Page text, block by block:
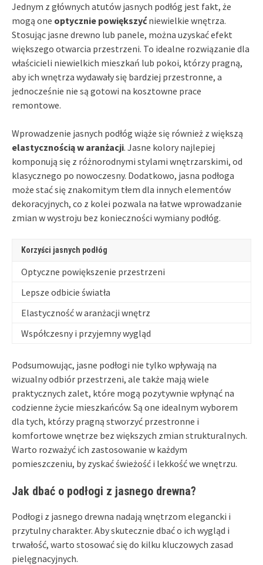
Jednym z głównych atutów jasnych podłóg jest fakt, że
mogą one optycznie powiększyćniewielkie wnętrza.
Stosując jasne drewno lub panele, można uzyskać efekt
większego otwarcia przestrzeni. To idealne rozwiązanie dla
właścicieli niewielkich mieszkań lub pokoi, którzy pragną,
aby ich wnętrza wydawały się bardziej przestronne, a
jednocześnie nie są gotowi na kosztowne prace
remontowe.
Wprowadzenie jasnych podłóg wiąże się również z większą
elastycznością w aranżacji. Jasne kolory najlepiej
komponują się z różnorodnymi stylami wnętrzarskimi, od
klasycznego po nowoczesny. Dodatkowo, jasna podłoga
może stać się znakomitym tłem dla innych elementów
dekoracyjnych, co z kolei pozwala na łatwe wprowadzanie
zmian w wystroju bez konieczności wymiany podłóg.
Korzyści jasnych podłóg
Optyczne powiększenie przestrzeni
Lepsze odbicie światła
Elastyczność w aranżacji wnętrz
Współczesny i przyjemny wygląd
Podsumowując, jasne podłogi nie tylko wpływają na
wizualny odbiór przestrzeni, ale także mają wiele
praktycznych zalet, które mogą pozytywnie wpłynąć na
codzienne życie mieszkańców. Są one idealnym wyborem
dla tych, którzy pragną stworzyć przestronne i
komfortowe wnętrze bez większych zmian strukturalnych.
Warto rozważyć ich zastosowanie w każdym
pomieszczeniu, by zyskać świeżość i lekkość we wnętrzu.
Jak dbać o podłogi z jasnego drewna?
Podłogi z jasnego drewna nadają wnętrzom elegancki i
przytulny charakter. Aby skutecznie dbać o ich wygląd i
trwałość, warto stosować się do kilku kluczowych zasad
pielęgnacyjnych.